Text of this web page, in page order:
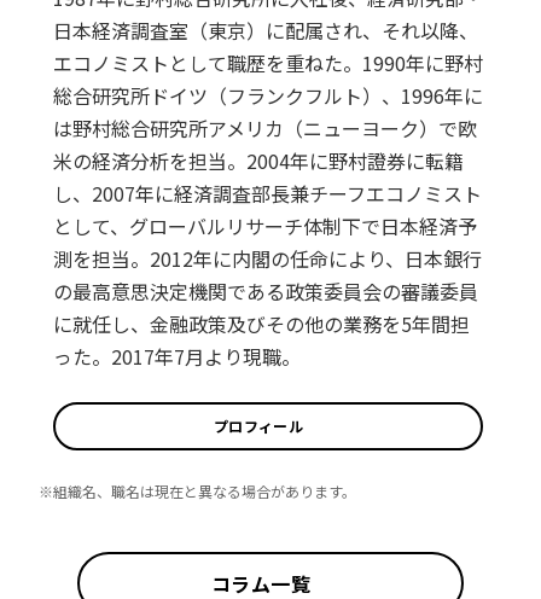
日本経済調査室（東京）に配属され、それ以降、
エコノミストとして職歴を重ねた。1990年に野村
総合研究所ドイツ（フランクフルト）、1996年に
は野村総合研究所アメリカ（ニューヨーク）で欧
米の経済分析を担当。2004年に野村證券に転籍
し、2007年に経済調査部長兼チーフエコノミスト
として、グローバルリサーチ体制下で日本経済予
測を担当。2012年に内閣の任命により、日本銀行
の最高意思決定機関である政策委員会の審議委員
に就任し、金融政策及びその他の業務を5年間担
った。2017年7月より現職。
プロフィール
※組織名、職名は現在と異なる場合があります。
コラム一覧